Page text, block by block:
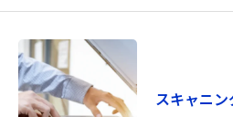
スキャニン